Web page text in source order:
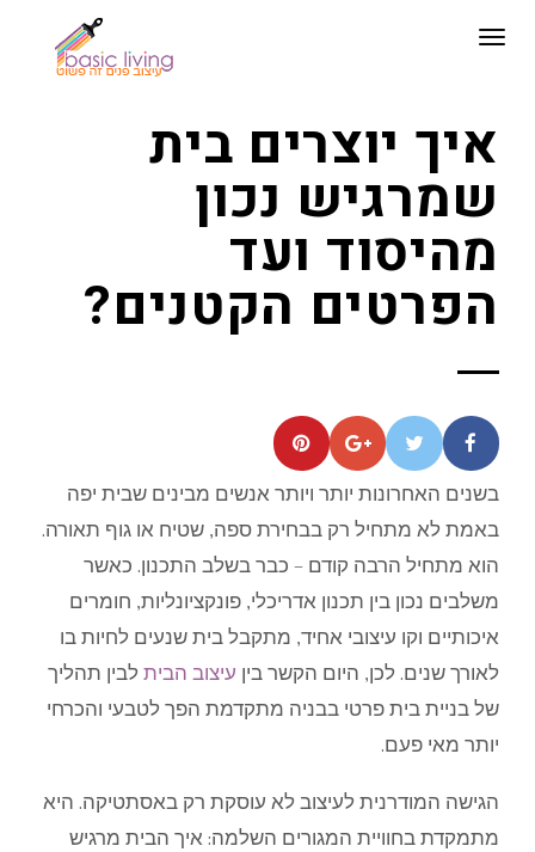
תפריט
איך יוצרים בית
שמרגיש נכון
מהיסוד ועד
הפרטים הקטנים?
בשנים האחרונות יותר ויותר אנשים מבינים שבית יפה
באמת לא מתחיל רק בבחירת ספה, שטיח או גוף תאורה.
הוא מתחיל הרבה קודם – כבר בשלב התכנון. כאשר
משלבים נכון בין תכנון אדריכלי, פונקציונליות, חומרים
איכותיים וקו עיצובי אחיד, מתקבל בית שנעים לחיות בו
לאורך שנים. לכן, היום הקשר בין עיצוב הבית לבין תהליך
של בניית בית פרטי בבניה מתקדמת הפך לטבעי והכרחי
יותר מאי פעם.
הגישה המודרנית לעיצוב לא עוסקת רק באסתטיקה. היא
מתמקדת בחוויית המגורים השלמה: איך הבית מרגיש